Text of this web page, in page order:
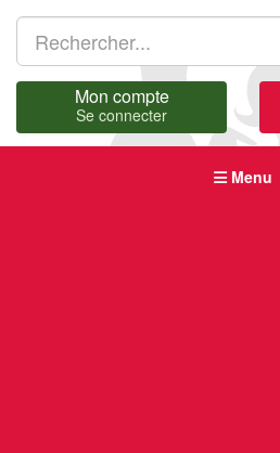
Mon compte
Se connecter
Menu